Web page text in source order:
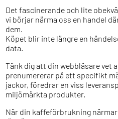
Det fascinerande och lite
vi börjar närma oss en handel
dem.
Köpet blir inte längre en
data.
Tänk dig att din webbläsare vet
prenumererar på ett specifikt
jackor, föredrar en viss
miljömärkta produkter.
När din kaffeförbrukning